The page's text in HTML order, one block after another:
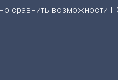
сравнить возможности